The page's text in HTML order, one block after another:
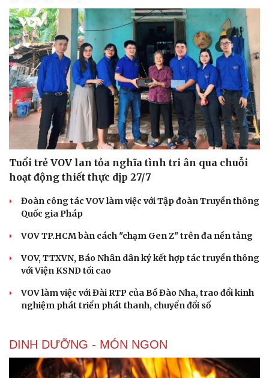
Tuổi trẻ VOV lan tỏa nghĩa tình tri ân qua chuỗi
hoạt động thiết thực dịp 27/7
Đoàn công tác VOV làm việc với Tập đoàn Truyền thông
Quốc gia Pháp
VOV TP.HCM bàn cách "chạm Gen Z" trên đa nền tảng
VOV, TTXVN, Báo Nhân dân ký kết hợp tác truyền thông
với Viện KSND tối cao
VOV làm việc với Đài RTP của Bồ Đào Nha, trao đổi kinh
nghiệm phát triển phát thanh, chuyển đổi số
DINH DƯỠNG - MÓN NGON